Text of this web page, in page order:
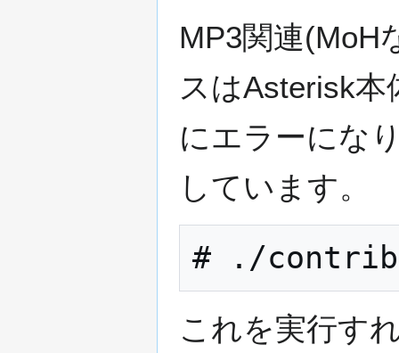
MP3関連(MoH
スはAsterisk
にエラーにな
しています。
これを実行す